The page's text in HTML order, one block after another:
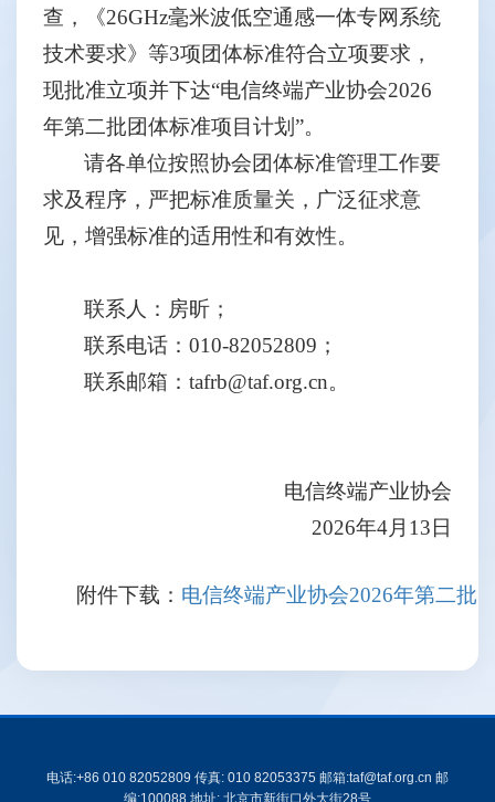
查，《26GHz毫米波低空通感一体专网系统
技术要求》等3项团体标准符合立项要求，
现批准立项并下达“电信终端产业协会2026
年第二批团体标准项目计划”。
请各单位按照协会团体标准管理工作要
求及程序，严把标准质量关，广泛征求意
见，增强标准的适用性和有效性。
联系人：房昕；
联系电话：010-82052809；
联系邮箱：tafrb@taf.org.cn。
电信终端产业协会
2026年4月13日
附件下载： 电信终端产业协会2026年第二批
电话:+86 010 82052809 传真: 010 82053375 邮箱:taf@taf.org.cn 邮
编:100088 地址: 北京市新街口外大街28号